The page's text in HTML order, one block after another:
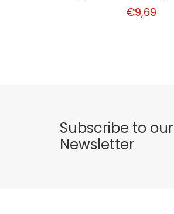
€9,69
Subscribe to our
Newsletter